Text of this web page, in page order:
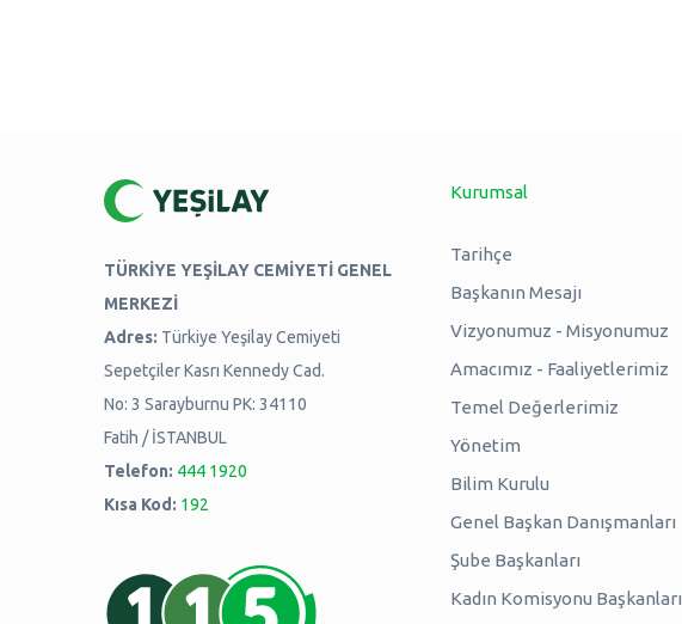
TÜRKİYE YEŞİLAY CEMİYETİ GENEL
MERKEZİ
Adres: Türkiye Yeşilay Cemiyeti
Sepetçiler Kasrı Kennedy Cad.
No: 3 Sarayburnu PK: 34110
Fatih / İSTANBUL
Telefon: 444 1920
Kısa Kod: 192
Kurumsal
Tarihçe
Başkanın Mesajı
Vizyonumuz - Misyonumuz
Amacımız - Faaliyetlerimiz
Temel Değerlerimiz
Yönetim
Bilim Kurulu
Genel Başkan Danışmanları
Şube Başkanları
Kadın Komisyonu Başkanları